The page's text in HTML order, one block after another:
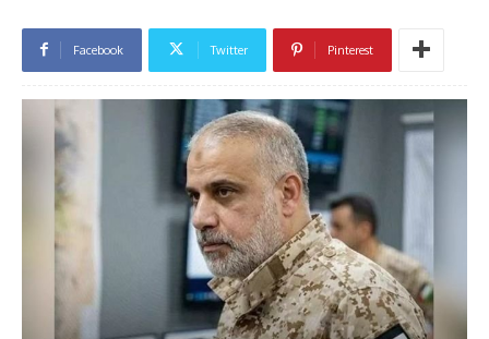
Facebook Twitter Pinterest